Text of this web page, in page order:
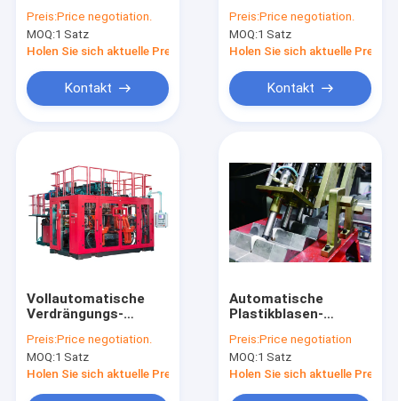
Blasformen-
Maschine
Preis:Price negotiation.
MOQ:1 Satz
Holen Sie sich aktuelle Preis
Kontakt
Blasen-Maschinen-
MP100FD drei der
Schicht-20L 30L
Preis:Price negotiation.
MOQ:1 Satz
Holen Sie sich aktuelle Preis
Kontakt
Vollautomatische
Verdrängungs-
Maschine MP100FD
für Autoteile
Preis:Price negotiation.
MOQ:1 Satz
Holen Sie sich aktuelle Preis
Automatische
Plastikblasen-
IML mit dem schiefen
Schlag
Preis:Price negotiation
MOQ:1 Satz
Holen Sie sich aktuelle Preis